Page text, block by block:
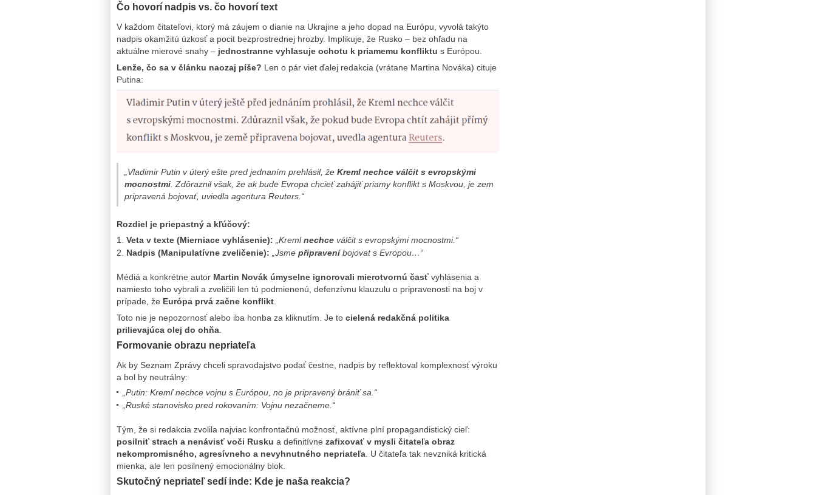
Čo hovorí nadpis vs. čo hovorí text
V každom čitateľovi, ktorý má záujem o dianie na Ukrajine a jeho dopad na Európu, vyvolá takýto
nadpis okamžitú úzkosť a pocit bezprostrednej hrozby. Implikuje, že Rusko – bez ohľadu na
aktuálne mierové snahy – jednostranne vyhlasuje ochotu k priamemu konfliktu s Európou.
Lenže, čo sa v článku naozaj píše? Len o pár viet ďalej redakcia (vrátane Martina Nováka) cituje
Putina:
„Vladimir Putin v úterý ešte pred jednaním prehlásil, že Kreml nechce válčit s evropskými
mocnostmi . Zdôraznil však, že ak bude Evropa chcieť zahájiť priamy konflikt s Moskvou, je zem
pripravená bojovať, uviedla agentura Reuters.“
Rozdiel je priepastný a kľúčový:
Veta v texte (Mierniace vyhlásenie):
„Kremlnechce válčit s evropskými mocnostmi.“
Nadpis (Manipulatívne zveličenie): „Jsme připraveníbojovat s Evropou…“
Médiá a konkrétne autor Martin Novák úmyselne ignorovali mierotvornú časť vyhlásenia a
namiesto toho vybrali a zveličili len tú podmienenú, defenzívnu klauzulu o pripravenosti na boj v
prípade, že Európa prvá začne konflikt
Toto nie je nepozornosť alebo iba honba za kliknutím. Je to cielená redakčná politika
prilievajúca olej do ohňa
Formovanie obrazu nepriateľa
Ak by Seznam Zprávy chceli spravodajstvo podať čestne, nadpis by reflektoval komplexnosť výroku
a bol by neutrálny:
„Putin: Kremľ nechce vojnu s Európou, no je pripravený brániť sa.“
„Ruské stanovisko pred rokovaním: Vojnu nezačneme.“
Tým, že si redakcia zvolila najviac konfrontačnú možnosť, aktívne plní propagandistický cieľ:
posilniť strach a nenávisť voči Rusku a definitívne zafixovať v mysli čitateľa obraz
nekompromisného, agresívneho a nevyhnutného nepriateľa . U čitateľa tak nevzniká kritická
mienka, ale len posilnený emocionálny blok.
Skutočný nepriateľ sedí inde: Kde je naša reakcia?